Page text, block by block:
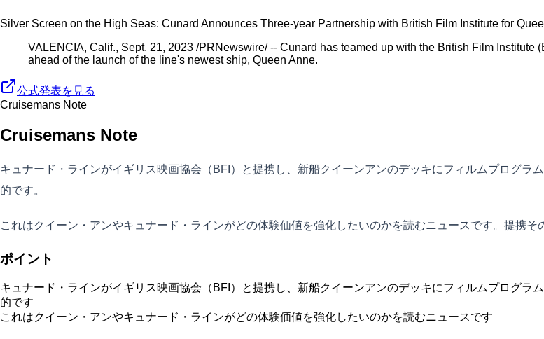
Silver Screen on the High Seas: Cunard Announces Three-year Partnership with British Film Institute for
VALENCIA, Calif., Sept. 21, 2023 /PRNewswire/ -- Cunard has teamed up with the British Film
ahead of the launch of the line's newest ship, Queen Anne.
公式発表を見る
Cruisemans Note
Cruisemans Note
キュナード・ラインがイギリス映画協会（BFI）と提携し、新船クイーンアンのデッキにフィルムプログ
的です。
これはクイーン・アンやキュナード・ラインがどの体験価値を強化したいのかを読むニュースです。提携
ポイント
キュナード・ラインがイギリス映画協会（BFI）と提携し、新船クイーンアンのデッキにフィルムプログ
的です
これはクイーン・アンやキュナード・ラインがどの体験価値を強化したいのかを読むニュースです